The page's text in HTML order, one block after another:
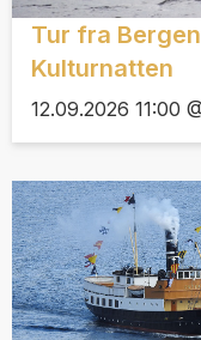
Tur fra
Kulturnatten
12.09.2026 11:00